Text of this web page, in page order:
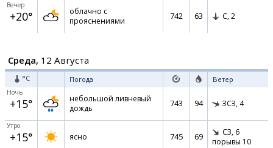
Вечер
+20°
облачно с
прояснениями
742 63 С, 2
Среда, 12 Августа
°C Погода Ветер
Ночь
+15°
небольшой ливневый
дождь
743 94 ЗСЗ, 4
Утро
+15° ясно 745 69 СЗ, 6
порывы 10